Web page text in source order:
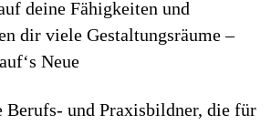
deine Fähigkeiten und
dir viele Gestaltungsräume –
Neue
Berufs- und Praxisbildner, die für